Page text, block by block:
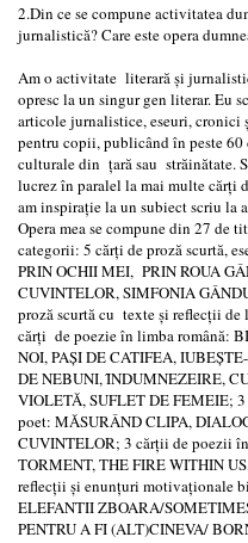
2.Din ce se compune activitatea
jurnalistică? Care este opera
Am o activitate literară și
opresc la un singur gen literar. Eu
articole jurnalistice, eseuri, cronici
pentru copii, publicând în peste
culturale din țară sau străinătate.
lucrez în paralel la mai multe cărți
am inspirație la un subiect scriu la
Opera mea se compune din 27 de
categorii: 5 cărți de proză scurtă,
PRIN OCHII MEI, PRIN ROUA
CUVINTELOR, SIMFONIA
proză scurtă cu texte și reflecții
cărți de poezie în limba română:
NOI, PAŞI DE CATIFEA,
DE NEBUNI, ȊNDUMNEZEIRE,
VIOLETĂ, SUFLET DE FEMEIE;
poet: MĂSURÂND CLIPA,
CUVINTELOR; 3 cărții de poezii
TORMENT, THE FIRE WITHIN
reflecții și enunțuri motivaționale
ELEFANTII ZBOARA/
PENTRU A FI (ALT)CINEVA/